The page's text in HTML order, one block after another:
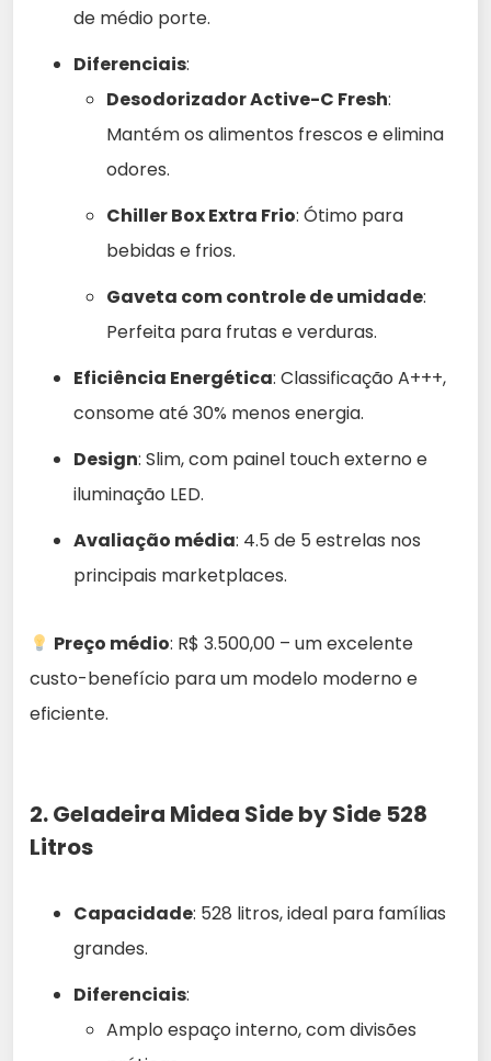
de médio porte.
Diferenciais:
Desodorizador Active-C Fresh:
Mantém os alimentos frescos e elimina
odores.
Chiller Box Extra Frio: Ótimo para
bebidas e frios.
Gaveta com controle de umidade:
Perfeita para frutas e verduras.
Eficiência Energética: Classificação A+++,
consome até 30% menos energia.
Design: Slim, com painel touch externo e
iluminação LED.
Avaliação média: 4.5 de 5 estrelas nos
principais marketplaces.
Preço médio: R$ 3.500,00 – um excelente
custo-benefício para um modelo moderno e
eficiente.
2. Geladeira Midea Side by Side 528
Litros
Capacidade: 528 litros, ideal para famílias
grandes.
Diferenciais:
Amplo espaço interno, com divisões